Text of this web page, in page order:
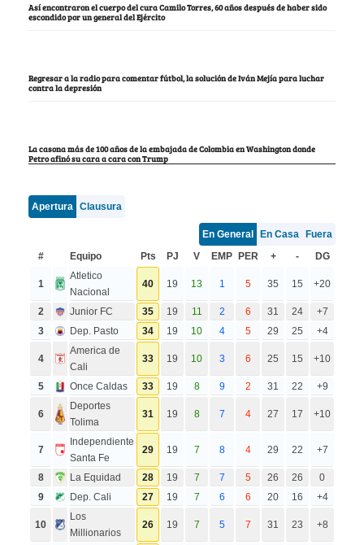
Así encontraron el cuerpo del cura Camilo Torres, 60 años después de haber sido
escondido por un general del Ejército
Regresar a la radio para comentar fútbol, la solución de Iván Mejía para luchar
contra la depresión
La casona más de 100 años de la embajada de Colombia en Washington donde
Petro afinó su cara a cara con Trump
Apertura Clausura
En General En Casa
Fuera
#
Equipo Pts PJ V EMP PER + - DG
1
Atletico
Nacional
40 19 13 1 5 35 15 +20
2 Junior FC 35 19 11 2 6 31 24
+7
3
Dep. Pasto 34 19 10 4 5 29 25 +4
4
America de
Cali
33 19 10 3 6 25 15 +10
5 Once Caldas 33 19 8 9 2 31 22 +9
6
Deportes
Tolima
31 19 8 7 4 27 17 +10
7
Independiente
Santa Fe
29 19 7 8 4 29 22 +7
8 La Equidad 28 19 7 7 5 26 26
0
9
Dep. Cali 27 19 7 6 6 20 16 +4
10
Los
Millionarios
26 19 7 5 7 31 23 +8